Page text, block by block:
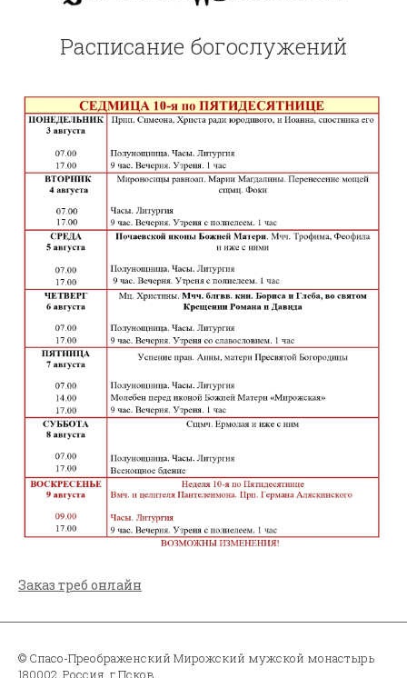
Расписание богослужений
Заказ треб онлайн
© Спасо-Преображенский Мирожский мужской монастырь
180002, Россия, г.Псков,